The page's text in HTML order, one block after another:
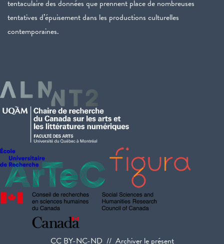
tentaculaire des données que prennent place de nombreuses
tentatives d’épuisement dans les productions culturelles
contemporaines.
CC BY-NC-ND // Archiver le présent